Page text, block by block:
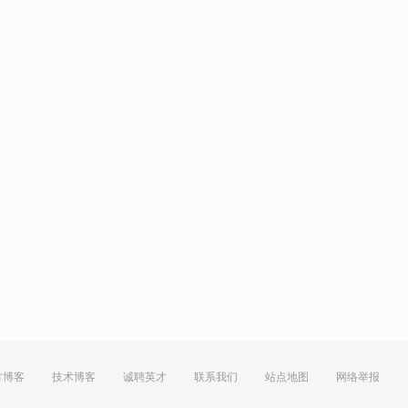
博客 技术博客 诚聘英才 联系我们 站点地图 网络举报